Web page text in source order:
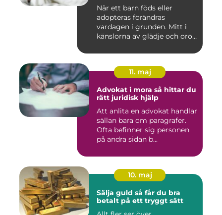
När ett barn föds eller
adopteras förändras
vardagen i grunden. Mitt i
känslorna av glädje och oro
11. maj
Advokat i mora så hittar du
rätt juridisk hjälp
Att anlita en advokat handlar
sällan bara om paragrafer.
Ofta befinner sig personen
på andra sidan b...
10. maj
Sälja guld så får du bra
betalt på ett tryggt sätt